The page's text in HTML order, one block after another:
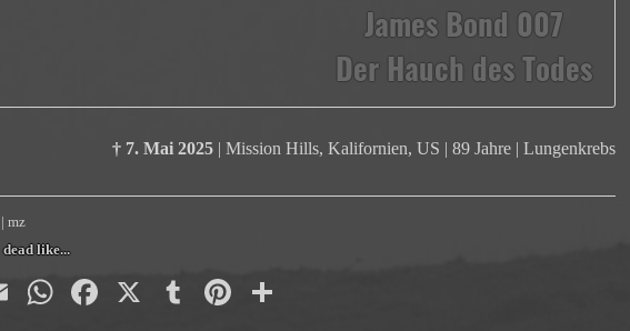
James Bond 007
Der Hauch des Todes
† 7. Mai 2025| Mission Hills, Kalifornien, US | 89 Jahre | Lungenkrebs
mz
dead like...
EmailWhatsApp
Facebook
X TumblrPinterest